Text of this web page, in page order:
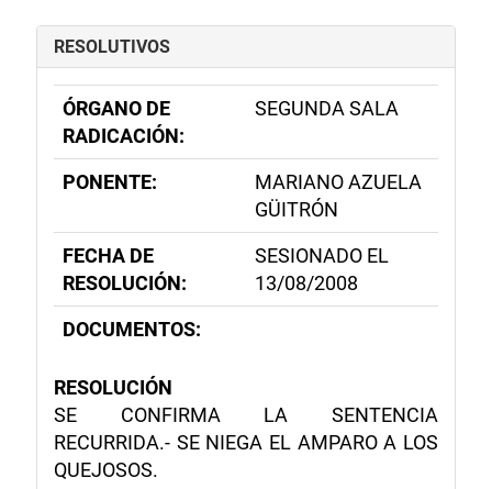
RESOLUTIVOS
ÓRGANO DE
RADICACIÓN:
SEGUNDA SALA
PONENTE:
MARIANO AZUELA
GÜITRÓN
FECHA DE
RESOLUCIÓN:
SESIONADO EL
13/08/2008
DOCUMENTOS:
RESOLUCIÓN
SE CONFIRMA LA SENTENCIA
RECURRIDA.- SE NIEGA EL AMPARO A LOS
QUEJOSOS.